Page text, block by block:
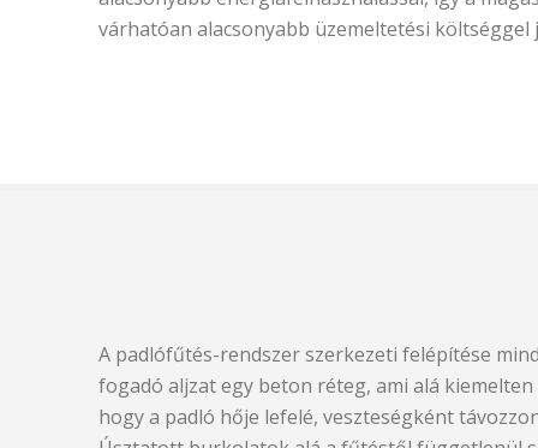
várhatóan alacsonyabb üzemeltetési költséggel
A padlófűtés-rendszer szerkezeti felépítése
fogadó aljzat egy beton réteg, ami alá
hogy a padló hője lefelé, veszteségként